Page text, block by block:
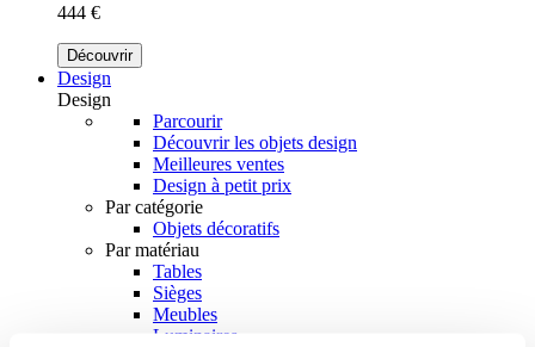
444 €
Découvrir
Design
Design
Parcourir
Découvrir les objets design
Meilleures ventes
Design à petit prix
Par catégorie
Objets décoratifs
Par matériau
Tables
Sièges
Meubles
Luminaires